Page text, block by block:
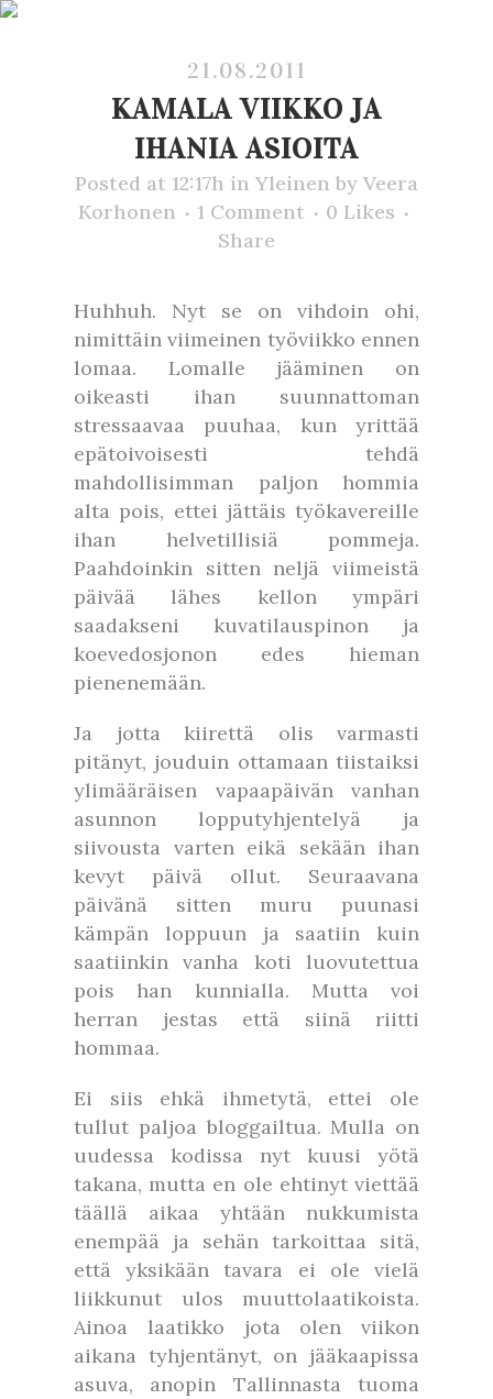
21.08.2011
KAMALA VIIKKO JA
IHANIA ASIOITA
Posted at 12:17h in Yleinen by Veera
Korhonen
1 Comment 0 Likes
Share
Huhhuh. Nyt se on vihdoin ohi,
nimittäin viimeinen työviikko ennen
lomaa. Lomalle jääminen on
oikeasti ihan suunnattoman
stressaavaa puuhaa, kun yrittää
epätoivoisesti tehdä
mahdollisimman paljon hommia
alta pois, ettei jättäis työkavereille
ihan helvetillisiä pommeja.
Paahdoinkin sitten neljä viimeistä
päivää lähes kellon ympäri
saadakseni kuvatilauspinon ja
koevedosjonon edes hieman
pienenemään.
Ja jotta kiirettä olis varmasti
pitänyt, jouduin ottamaan tiistaiksi
ylimääräisen vapaapäivän vanhan
asunnon lopputyhjentelyä ja
siivousta varten eikä sekään ihan
kevyt päivä ollut. Seuraavana
päivänä sitten muru puunasi
kämpän loppuun ja saatiin kuin
saatiinkin vanha koti luovutettua
pois han kunnialla. Mutta voi
herran jestas että siinä riitti
hommaa.
Ei siis ehkä ihmetytä, ettei ole
tullut paljoa bloggailtua. Mulla on
uudessa kodissa nyt kuusi yötä
takana, mutta en ole ehtinyt viettää
täällä aikaa yhtään nukkumista
enempää ja sehän tarkoittaa sitä,
että yksikään tavara ei ole vielä
liikkunut ulos muuttolaatikoista.
Ainoa laatikko jota olen viikon
aikana tyhjentänyt, on jääkaapissa
asuva, anopin Tallinnasta tuoma